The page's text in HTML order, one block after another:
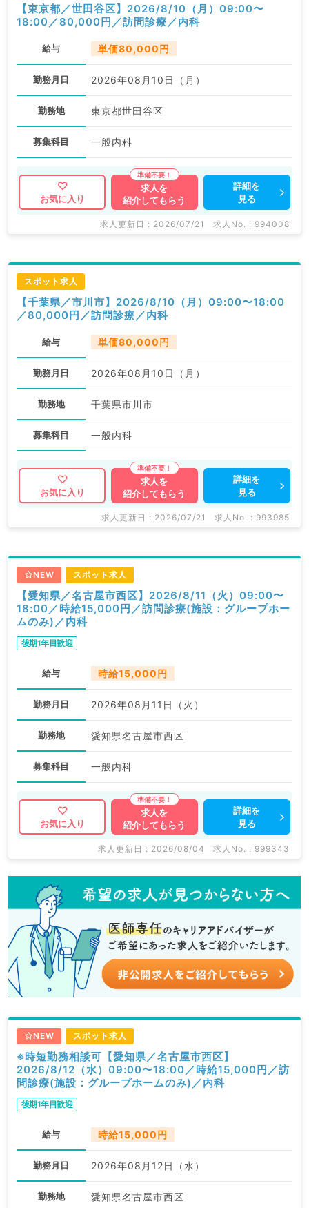
【東京都／世田谷区】2026/8/10（月）09:00〜
18:00／80,000円／訪問診療／内科
給与 単価80,000円
勤務月日 2026年08月10日（月）
勤務地 東京都世田谷区
募集科目 一般内科
お気に入り
求人を
紹介してもらう
詳細を
見る
求人更新日 : 2026/07/21 求人No. : 994008
スポット求人
【千葉県／市川市】2026/8/10（月）09:00〜18:00
／80,000円／訪問診療／内科
給与 単価80,000円
勤務月日 2026年08月10日（月）
勤務地 千葉県市川市
募集科目 一般内科
お気に入り
求人を
紹介してもらう
詳細を
見る
求人更新日 : 2026/07/21 求人No. : 993985
NEW スポット求人
【愛知県／名古屋市西区】2026/8/11（火）09:00〜
18:00／時給15,000円／訪問診療(施設：グループホー
ムのみ)／内科
後期1年目歓迎
給与 時給15,000円
勤務月日 2026年08月11日（火）
勤務地 愛知県名古屋市西区
募集科目 一般内科
お気に入り
求人を
紹介してもらう
詳細を
見る
求人更新日 : 2026/08/04 求人No. : 999343
NEW スポット求人
※時短勤務相談可【愛知県／名古屋市西区】
2026/8/12（水）09:00〜18:00／時給15,000円／訪
問診療(施設：グループホームのみ)／内科
後期1年目歓迎
給与 時給15,000円
勤務月日 2026年08月12日（水）
勤務地 愛知県名古屋市西区